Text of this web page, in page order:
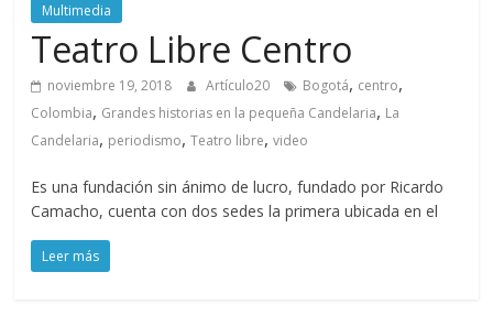
Multimedia
Teatro Libre Centro
noviembre 19, 2018 Artículo20 Bogotá, centro,
Colombia, Grandes historias en la pequeña Candelaria, La
Candelaria, periodismo,Teatro libre,video
Es una fundación sin ánimo de lucro, fundado por Ricardo
Camacho, cuenta con dos sedes la primera ubicada en el
Leer más